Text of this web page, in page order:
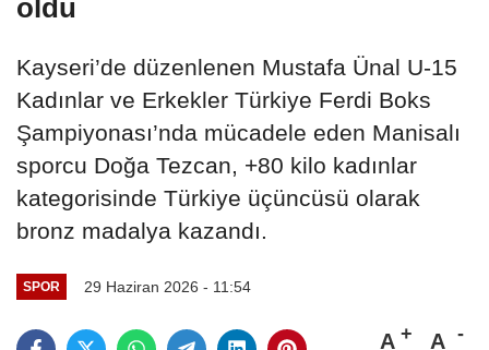
oldu
Kayseri’de düzenlenen Mustafa Ünal U-15
Kadınlar ve Erkekler Türkiye Ferdi Boks
Şampiyonası’nda mücadele eden Manisalı
sporcu Doğa Tezcan, +80 kilo kadınlar
kategorisinde Türkiye üçüncüsü olarak
bronz madalya kazandı.
SPOR 29 Haziran 2026 - 11:54
A A